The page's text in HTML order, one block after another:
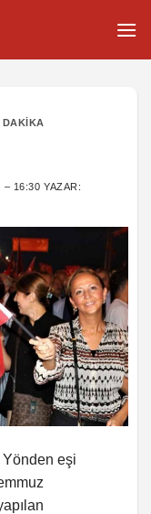
DAKIKA
– 16:30 YAZAR:
Yönden eşi